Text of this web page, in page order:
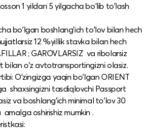
1 yildan 5 yilgacha bo'lib to'lash
bo'lgan boshlang'ich to'lov bilan hech
12 %yillik stavka bilan hech
; GAROVLARSIZ va ribolarsiz
bilan o'z avtotransportingizni olasiz.
O'zingizga yaqin bo'lgan ORIENT
shaxsingizni tasdiqlovchi Passport
va boshlang'ich minimal to'lov 30
oshirishiz mumkin .